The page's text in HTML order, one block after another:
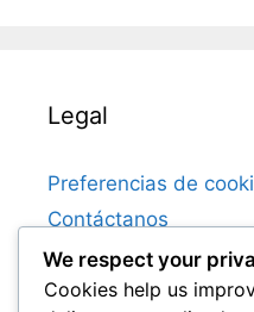
Legal
Preferencias de
Contáctanos
Quiénes somos
Política de privacidad
We respect your
Cookies help us